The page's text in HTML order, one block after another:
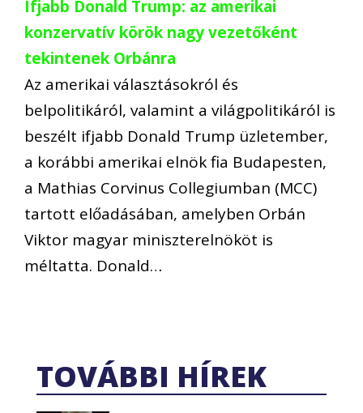
Ifjabb Donald Trump: az amerikai
konzervatív körök nagy vezetőként
tekintenek Orbánra
Az amerikai választásokról és
belpolitikáról, valamint a világpolitikáról is
beszélt ifjabb Donald Trump üzletember,
a korábbi amerikai elnök fia Budapesten,
a Mathias Corvinus Collegiumban (MCC)
tartott előadásában, amelyben Orbán
Viktor magyar miniszterelnököt is
méltatta. Donald…
TOVÁBBI HÍREK